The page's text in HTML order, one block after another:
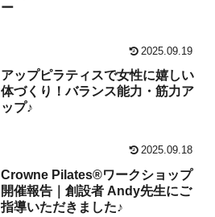
ー
2025.09.19
アップピラティスで女性に嬉しい
体づくり！バランス能力・筋力ア
ップ♪
2025.09.18
Crowne Pilates®ワークショップ
開催報告｜創設者 Andy先生にご
指導いただきました♪